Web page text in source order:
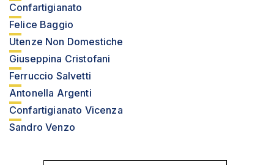
Confartigianato
Felice Baggio
Utenze Non Domestiche
Giuseppina Cristofani
Ferruccio Salvetti
Antonella Argenti
Confartigianato Vicenza
Sandro Venzo